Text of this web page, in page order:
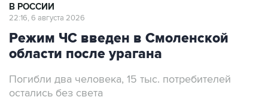
В РОССИИ
22:16, 6 августа 2026
Режим ЧС введен в Смоленской
области после урагана
Погибли два человека, 15 тыс. потребителей
остались без света